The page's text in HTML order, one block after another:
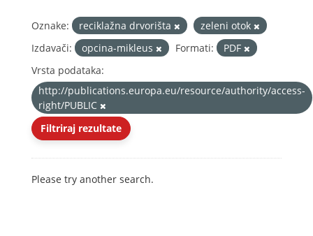
Oznake: reciklažna drvorišta
zeleni otok
Izdavači:
opcina-mikleus Formati:
PDF
Vrsta podataka:
http://publications.europa.eu/resource/authority/access-
right/PUBLIC
Filtriraj rezultate
Please try another search.